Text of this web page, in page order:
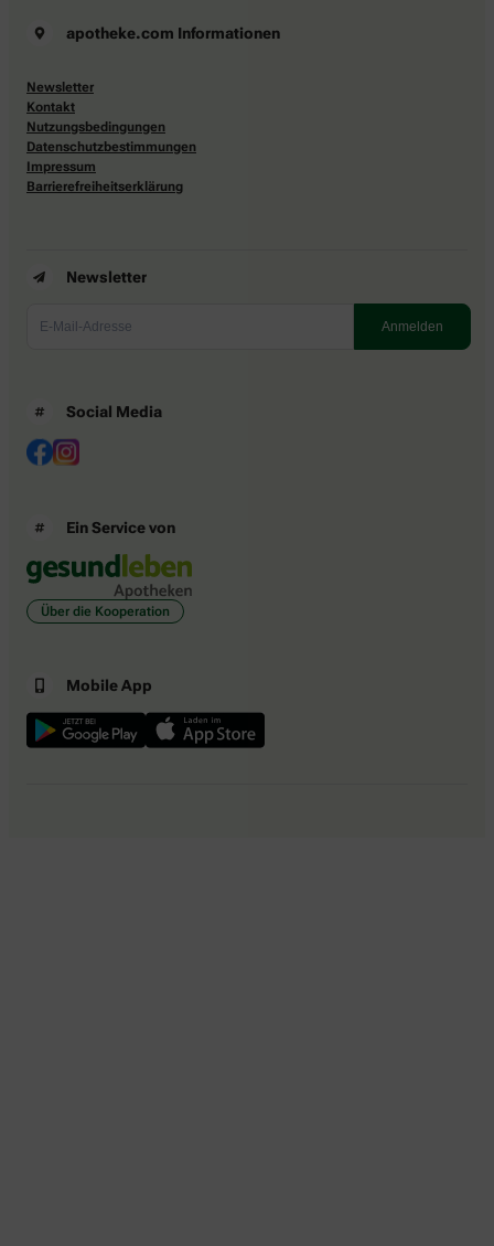
apotheke.com Informationen
Newsletter
Kontakt
Nutzungsbedingungen
Datenschutzbestimmungen
Impressum
Barrierefreiheitserklärung
Newsletter
Social Media
Ein Service von
Über die Kooperation
Mobile App